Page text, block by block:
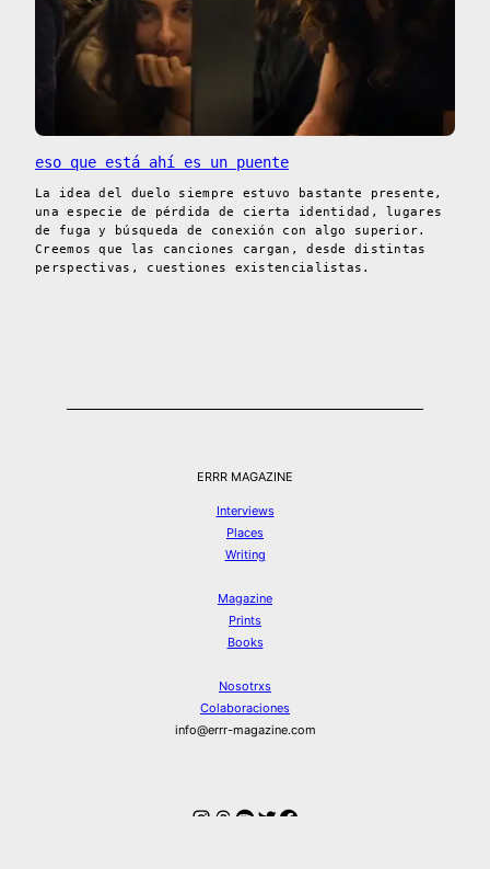
eso que está ahí es un puente
La idea del duelo siempre estuvo bastante presente,
una especie de pérdida de cierta identidad, lugares
de fuga y búsqueda de conexión con algo superior.
Creemos que las canciones cargan, desde distintas
perspectivas, cuestiones existencialistas.
ERRR MAGAZINE
Interviews
Places
Writing
Magazine
Prints
Books
Nosotrxs
Colaboraciones
info@errr-magazine.com
Instagram
Hilos
Spotify
Twitter
Facebook